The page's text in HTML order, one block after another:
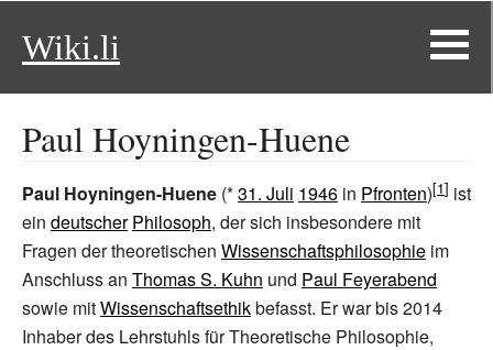
Wiki.li
Paul Hoyningen-Huene
Paul Hoyningen-Huene (*31. Juli 1946 in Pfronten)
ist
ein deutscher Philosoph, der sich insbesondere mit
Fragen der theoretischen Wissenschaftsphilosophie im
Anschluss an Thomas S. Kuhn und Paul Feyerabend
sowie mitWissenschaftsethikbefasst. Er war bis 2014
Inhaber des Lehrstuhls für Theoretische Philosophie,